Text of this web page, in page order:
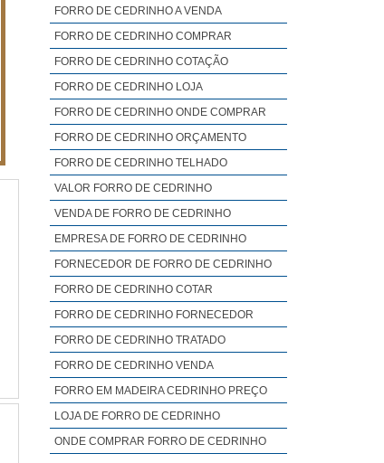
FORRO DE CEDRINHO A VENDA
FORRO DE CEDRINHO COMPRAR
FORRO DE CEDRINHO COTAÇÃO
FORRO DE CEDRINHO LOJA
FORRO DE CEDRINHO ONDE COMPRAR
FORRO DE CEDRINHO ORÇAMENTO
FORRO DE CEDRINHO TELHADO
VALOR FORRO DE CEDRINHO
VENDA DE FORRO DE CEDRINHO
EMPRESA DE FORRO DE CEDRINHO
FORNECEDOR DE FORRO DE CEDRINHO
FORRO DE CEDRINHO COTAR
FORRO DE CEDRINHO FORNECEDOR
FORRO DE CEDRINHO TRATADO
FORRO DE CEDRINHO VENDA
FORRO EM MADEIRA CEDRINHO PREÇO
LOJA DE FORRO DE CEDRINHO
ONDE COMPRAR FORRO DE CEDRINHO